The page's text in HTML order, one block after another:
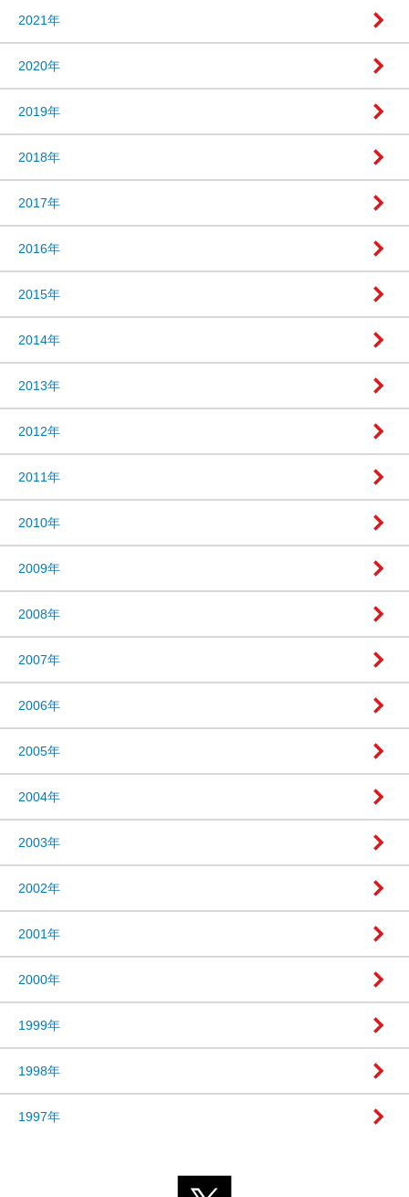
2021年
2020年
2019年
2018年
2017年
2016年
2015年
2014年
2013年
2012年
2011年
2010年
2009年
2008年
2007年
2006年
2005年
2004年
2003年
2002年
2001年
2000年
1999年
1998年
1997年